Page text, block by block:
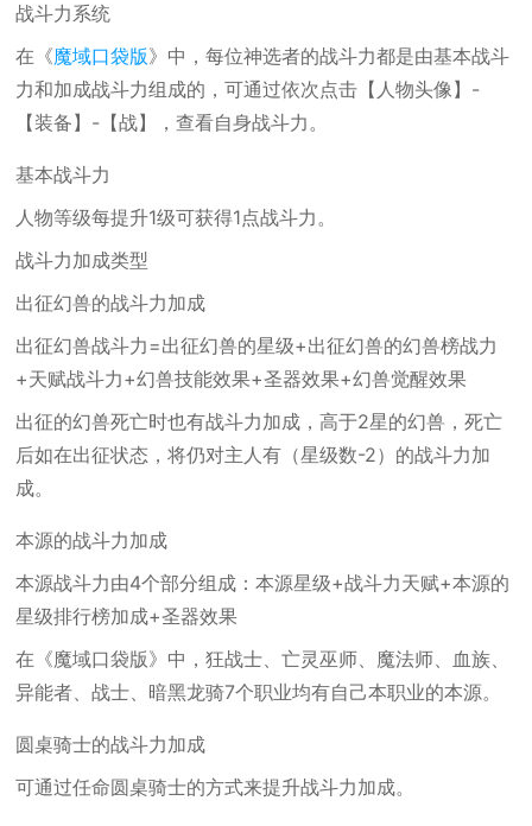
战斗力系统
在《魔域口袋版》中，每位神选者的战斗力都是由基本战斗
力和加成战斗力组成的，可通过依次点击【人物头像】-
【装备】-【战】，查看自身战斗力。
基本战斗力
人物等级每提升1级可获得1点战斗力。
战斗力加成类型
出征幻兽的战斗力加成
出征幻兽战斗力=出征幻兽的星级+出征幻兽的幻兽榜战力
+天赋战斗力+幻兽技能效果+圣器效果+幻兽觉醒效果
出征的幻兽死亡时也有战斗力加成，高于2星的幻兽，死亡
后如在出征状态，将仍对主人有（星级数-2）的战斗力加
成。
本源的战斗力加成
本源战斗力由4个部分组成：本源星级+战斗力天赋+本源的
星级排行榜加成+圣器效果
在《魔域口袋版》中，狂战士、亡灵巫师、魔法师、血族、
异能者、战士、暗黑龙骑7个职业均有自己本职业的本源。
圆桌骑士的战斗力加成
可通过任命圆桌骑士的方式来提升战斗力加成。